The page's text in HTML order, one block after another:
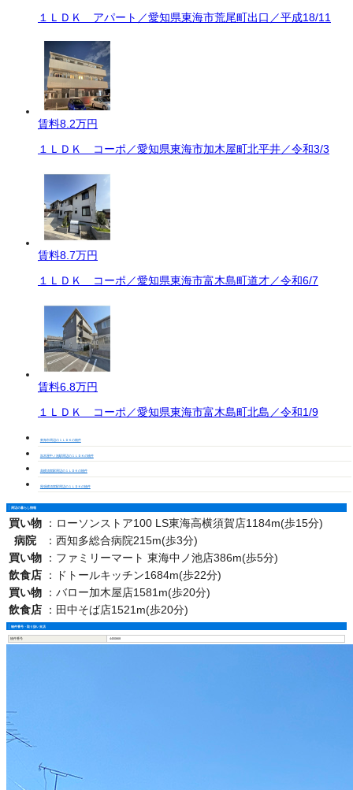
１ＬＤＫ アパート／愛知県東海市荒尾町出口／平成18/11
賃料8.2万円
１ＬＤＫ コーポ／愛知県東海市加木屋町北平井／令和3/3
賃料8.7万円
１ＬＤＫ コーポ／愛知県東海市富木島町道才／令和6/7
賃料6.8万円
１ＬＤＫ コーポ／愛知県東海市富木島町北島／令和1/9
東海市周辺の１ＬＤＫの物件
加木屋中ノ池駅周辺の１ＬＤＫの物件
高横須賀駅周辺の１ＬＤＫの物件
尾張横須賀駅周辺の１ＬＤＫの物件
周辺の暮らし情報
買い物 ： ローソンストア100 LS東海高横須賀店1184m(歩15分)
病院
： 西知多総合病院215m(歩3分)
買い物
： ファミリーマート 東海中ノ池店386m(歩5分)
飲食店
：
ドトールキッチン1684m(歩22分)
買い物
： バロー加木屋店1581m(歩20分)
飲食店
： 田中そば店1521m(歩20分)
物件番号・取り扱い支店
物件番号 4450668